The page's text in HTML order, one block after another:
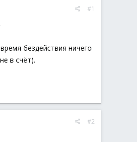
#1
бездействия ничего
в счёт).
#2